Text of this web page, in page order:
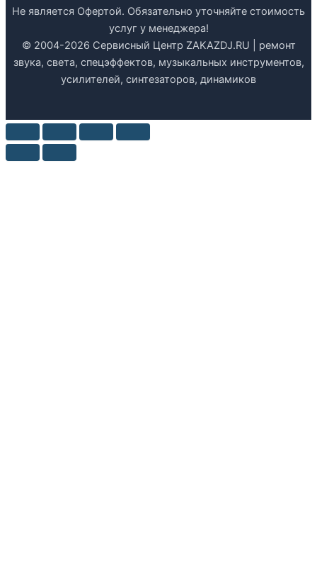
Не является Офертой. Обязательно уточняйте стоимость
услуг у менеджера!
© 2004-2026 Сервисный Центр ZAKAZDJ.RU | ремонт
звука, света, спецэффектов, музыкальных инструментов,
усилителей, синтезаторов, динамиков